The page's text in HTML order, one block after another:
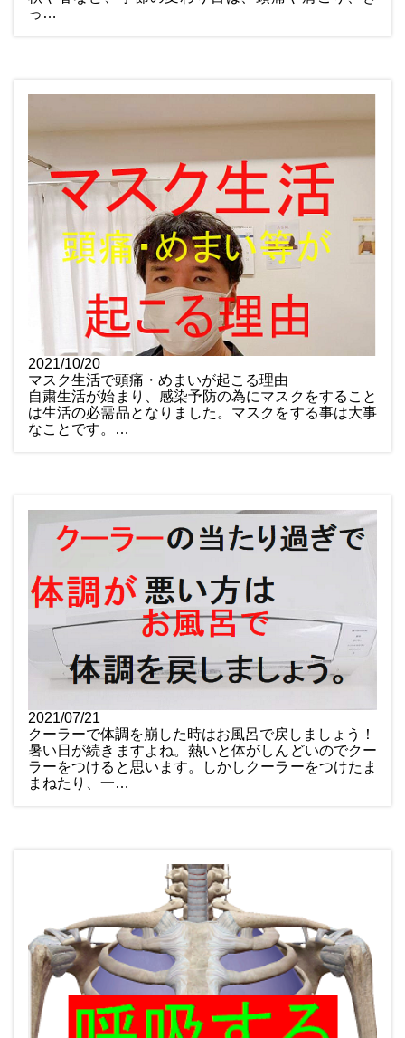
っ…
2021/10/20
マスク生活で頭痛・めまいが起こる理由
自粛生活が始まり、感染予防の為にマスクをすること
は生活の必需品となりました。マスクをする事は大事
なことです。…
2021/07/21
クーラーで体調を崩した時はお風呂で戻しましょう！
暑い日が続きますよね。熱いと体がしんどいのでクー
ラーをつけると思います。しかしクーラーをつけたま
まねたり、一…